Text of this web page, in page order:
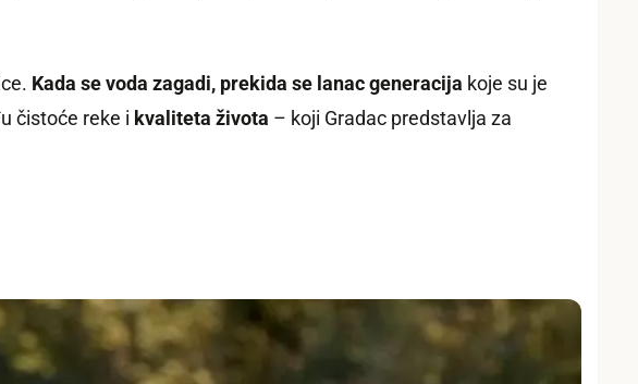
Kada se voda zagadi, prekida se lanac generacija koje su je
čistoće reke i kvaliteta života – koji Gradac predstavlja za